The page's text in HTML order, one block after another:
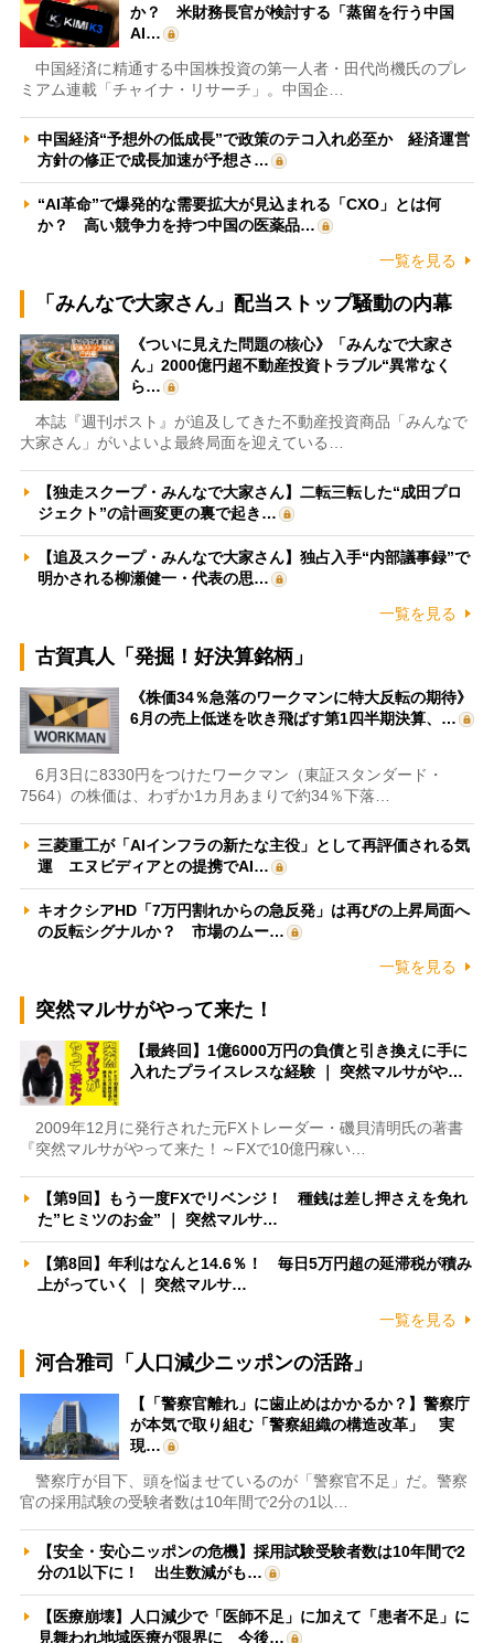
か？ 米財務長官が検討する「蒸留を行う中国
AI…
中国経済に精通する中国株投資の第一人者・田代尚機氏のプレ
ミアム連載「チャイナ・リサーチ」。中国企…
中国経済“予想外の低成長”で政策のテコ入れ必至か 経済運営
方針の修正で成長加速が予想さ…
“AI革命”で爆発的な需要拡大が見込まれる「CXO」とは何
か？ 高い競争力を持つ中国の医薬品…
一覧を見る
「みんなで大家さん」配当ストップ騒動の内幕
《ついに見えた問題の核心》「みんなで大家さ
ん」2000億円超不動産投資トラブル“異常なく
ら…
本誌『週刊ポスト』が追及してきた不動産投資商品「みんなで
大家さん」がいよいよ最終局面を迎えている…
【独走スクープ・みんなで大家さん】二転三転した“成田プロ
ジェクト”の計画変更の裏で起き…
【追及スクープ・みんなで大家さん】独占入手“内部議事録”で
明かされる柳瀬健一・代表の思…
一覧を見る
古賀真人「発掘！好決算銘柄」
《株価34％急落のワークマンに特大反転の期待》
6月の売上低迷を吹き飛ばす第1四半期決算、…
6月3日に8330円をつけたワークマン（東証スタンダード・
7564）の株価は、わずか1カ月あまりで約34％下落…
三菱重工が「AIインフラの新たな主役」として再評価される気
運 エヌビディアとの提携でAI…
キオクシアHD「7万円割れからの急反発」は再びの上昇局面へ
の反転シグナルか？ 市場のムー…
一覧を見る
突然マルサがやって来た！
【最終回】1億6000万円の負債と引き換えに手に
入れたプライスレスな経験 ｜ 突然マルサがや…
2009年12月に発行された元FXトレーダー・磯貝清明氏の著書
『突然マルサがやって来た！～FXで10億円稼い…
【第9回】もう一度FXでリベンジ！ 種銭は差し押さえを免れ
た”ヒミツのお金” ｜ 突然マルサ…
【第8回】年利はなんと14.6％！ 毎日5万円超の延滞税が積み
上がっていく ｜ 突然マルサ…
一覧を見る
河合雅司「人口減少ニッポンの活路」
【「警察官離れ」に歯止めはかかるか？】警察庁
が本気で取り組む「警察組織の構造改革」 実
現…
警察庁が目下、頭を悩ませているのが「警察官不足」だ。警察
官の採用試験の受験者数は10年間で2分の1以…
【安全・安心ニッポンの危機】採用試験受験者数は10年間で2
分の1以下に！ 出生数減がも…
【医療崩壊】人口減少で「医師不足」に加えて「患者不足」に
見舞われ地域医療が限界に 今後…